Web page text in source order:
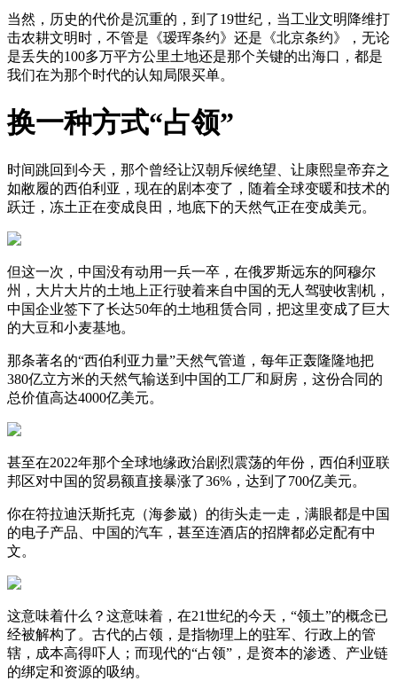
当然，历史的代价是沉重的，到了19世纪，当工业文明降维打
击农耕文明时，不管是《瑷珲条约》还是《北京条约》，无论
是丢失的100多万平方公里土地还是那个关键的出海口，都是
我们在为那个时代的认知局限买单。
换一种方式“占领”
时间跳回到今天，那个曾经让汉朝斥候绝望、让康熙皇帝弃之
如敝履的西伯利亚，现在的剧本变了，随着全球变暖和技术的
跃迁，冻土正在变成良田，地底下的天然气正在变成美元。
但这一次，中国没有动用一兵一卒，在俄罗斯远东的阿穆尔
州，大片大片的土地上正行驶着来自中国的无人驾驶收割机，
中国企业签下了长达50年的土地租赁合同，把这里变成了巨大
的大豆和小麦基地。
那条著名的“西伯利亚力量”天然气管道，每年正轰隆隆地把
380亿立方米的天然气输送到中国的工厂和厨房，这份合同的
总价值高达4000亿美元。
甚至在2022年那个全球地缘政治剧烈震荡的年份，西伯利亚联
邦区对中国的贸易额直接暴涨了36%，达到了700亿美元。
你在符拉迪沃斯托克（海参崴）的街头走一走，满眼都是中国
的电子产品、中国的汽车，甚至连酒店的招牌都必定配有中
文。
这意味着什么？这意味着，在21世纪的今天，“领土”的概念已
经被解构了。古代的占领，是指物理上的驻军、行政上的管
辖，成本高得吓人；而现代的“占领”，是资本的渗透、产业链
的绑定和资源的吸纳。